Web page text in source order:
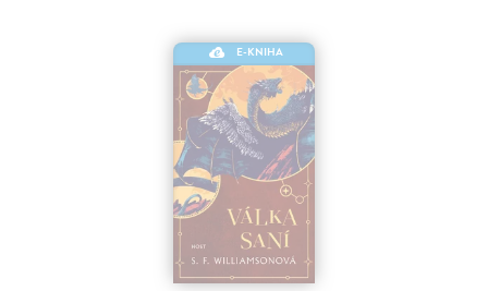
E-KNIHA